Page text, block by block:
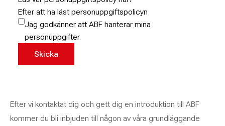
Efter att ha läst personuppgiftspolicyn
Jag godkänner att ABF hanterar mina
personuppgifter.
Efter vi kontaktat dig och gett dig en introduktion till ABF
kommer du bli inbjuden till någon av våra grundläggande